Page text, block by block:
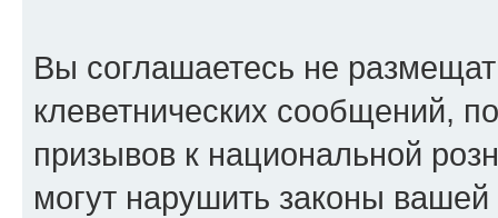
Вы соглашаетесь не
клеветнических сообщений,
призывов к национальной
могут нарушить законы